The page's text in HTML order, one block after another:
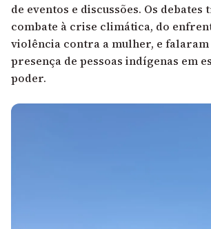
de eventos e discussões. Os
combate à crise climática, do
violência contra a mulher, e
presença de pessoas indígenas em
poder.